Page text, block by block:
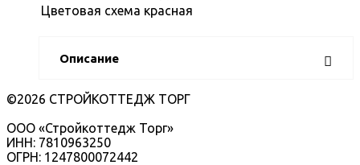
Цветовая схема красная
Описание
©2026 СТРОЙКОТТЕДЖ ТОРГ
ООО «Стройкоттедж Торг»
ИНН: 7810963250
ОГРН: 1247800072442